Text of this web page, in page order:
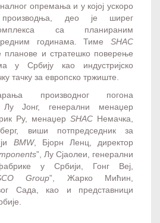
опремања и у којој ускоро
део је ширег
са планираним
годинама. Тиме SHAC
планове и стратешко поверење
у Србију као индустријско
тачку за европско тржиште.
производног погона
Лу Јонг, генерални менаџер
Ру, менаџер SHAC Немачка,
виши потпредседник за
BMW, Бјорн Ленц, директор
”, Лу Сјаолеи, генерални
у Србији, Гонг Веј,
Group”, Жарко Мићин,
Сада, као и представници